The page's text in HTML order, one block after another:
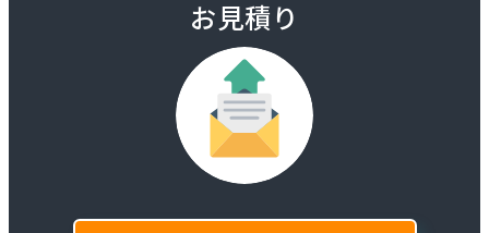
お見積り